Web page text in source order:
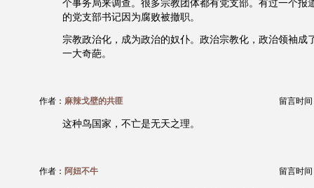
个事务局来调查。很多宗教团体都有党支部。有过一个报
的党支部书记因为腐败被撤职。
宗教政治化，成为政治的奴仆。政治宗教化，政治领袖成
一大奇葩。
作者： 麻辣戈壁的共匪 留言时间
这种鸟国家，不亡是无天之理。
作者： 阿妞不牛 留言时间